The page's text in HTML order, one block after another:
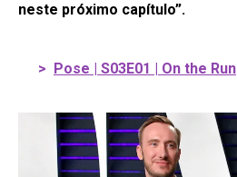
neste próximo capítulo”.
> Pose | S03E01 | On the Run